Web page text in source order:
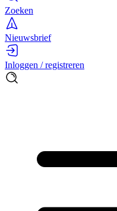
Zoeken
Nieuwsbrief
Inloggen / registreren